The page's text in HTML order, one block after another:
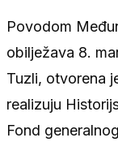
Povodom
obilježava 8.
Tuzli, otvorena
realizuju
Fond